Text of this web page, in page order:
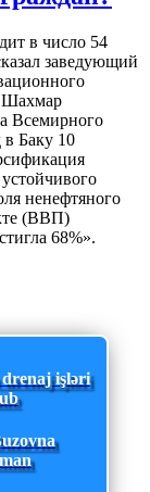
в число 54
заведующий
Шахмар
Всемирного
в Баку 10
ненефтяного
(ВВП)
68%».
işləri